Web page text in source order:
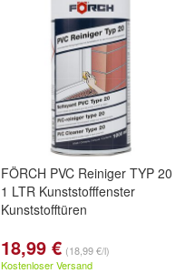
FÖRCH PVC Reiniger TYP 20
1 LTR Kunststofffenster
Kunststofftüren
18,99 € (18,99 €/l)
Kostenloser Versand